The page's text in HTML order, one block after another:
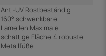
Anti-UV Rostbeständig
160° schwenkbare
Lamellen Maximale
schattige Fläche 4 robuste
Metallfüße